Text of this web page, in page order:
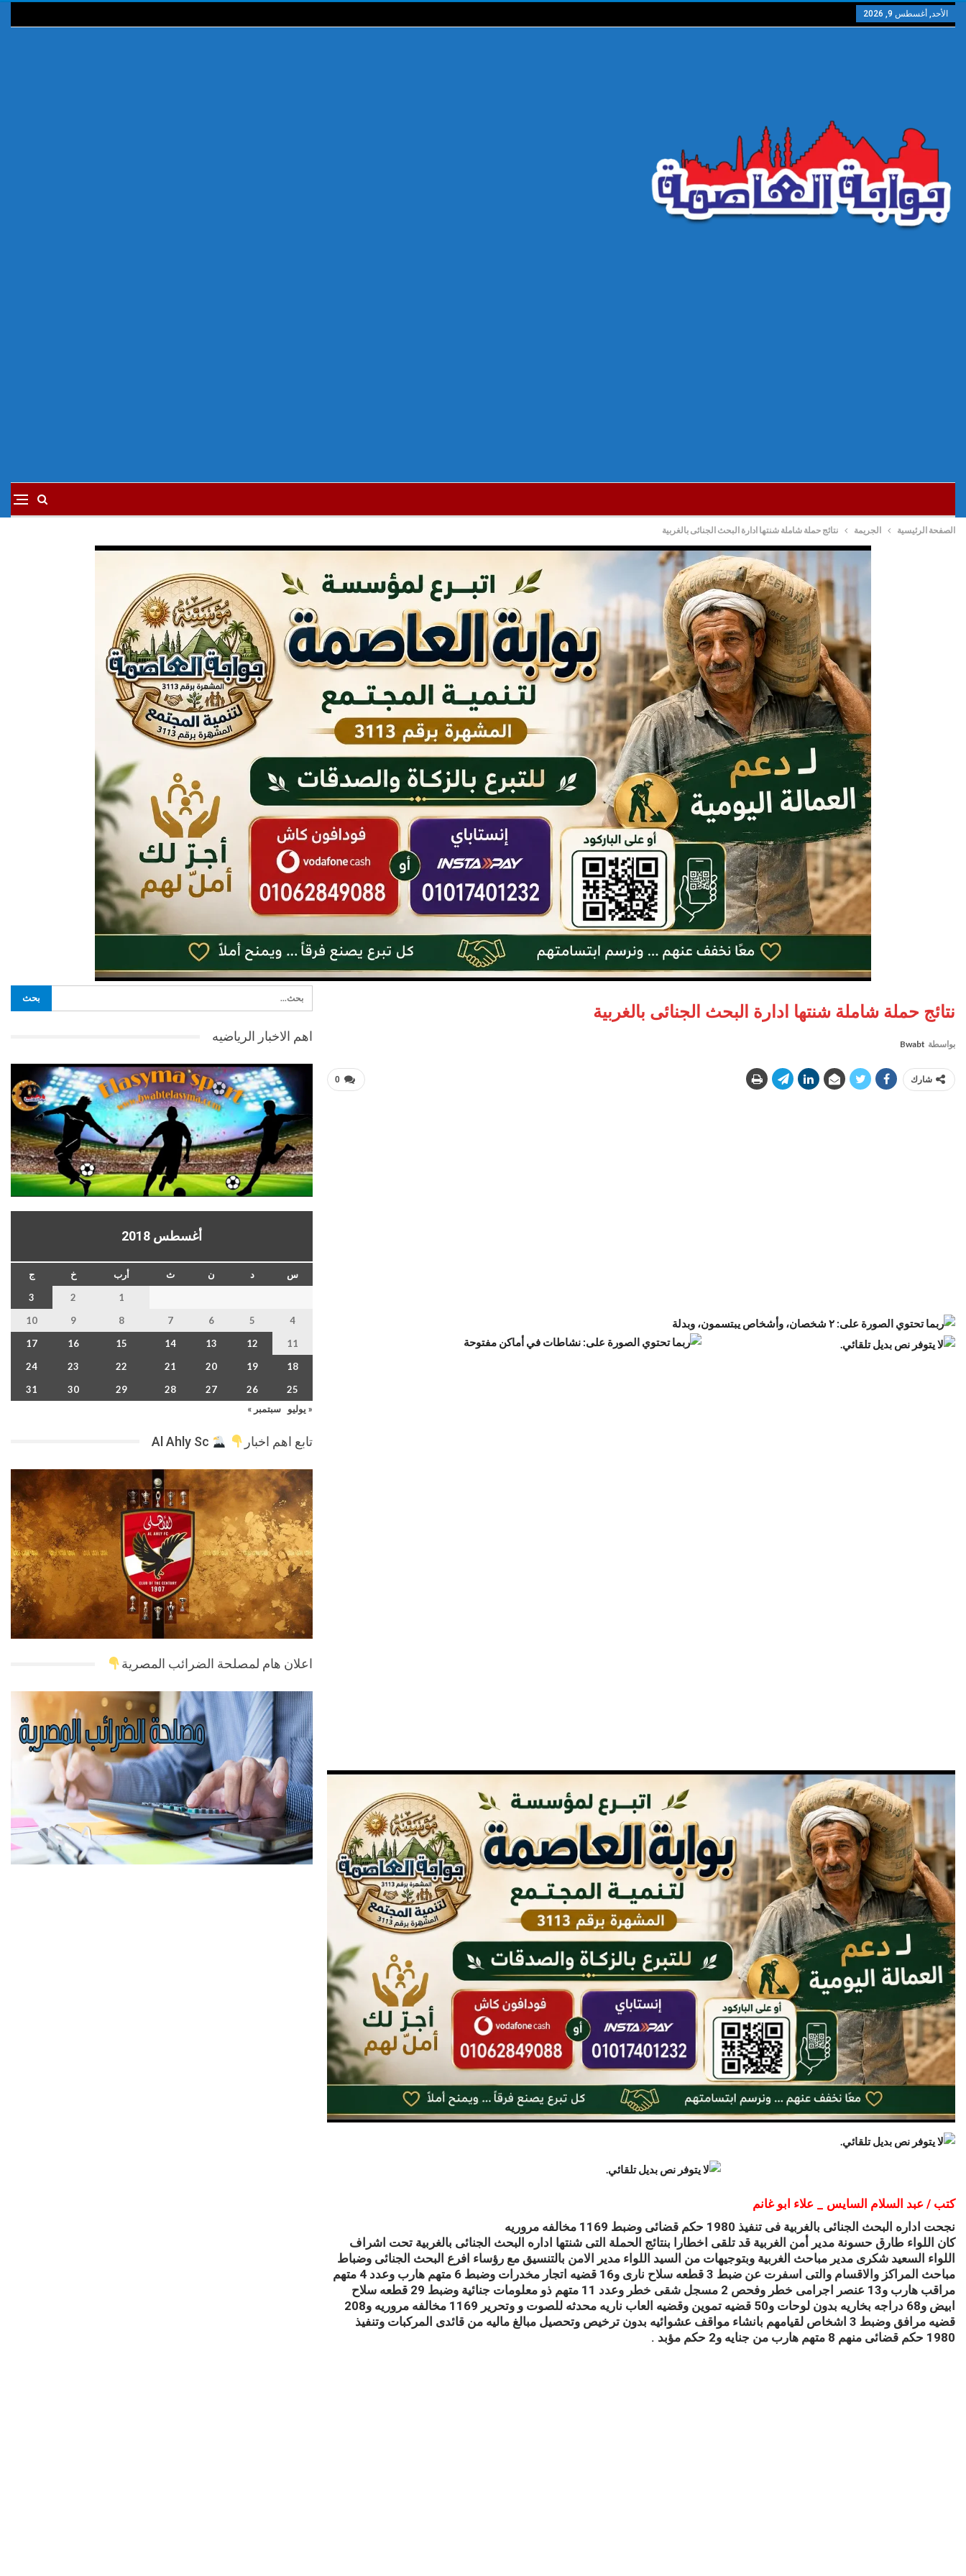
الأحد, أغسطس 9, 2026
الصفحة الرئيسية الجريمة نتائج حملة شاملة شنتها ادارة البحث الجنائى بالغربية
نتائج حملة شاملة شنتها ادارة البحث الجنائى بالغربية
بواسطة Bwabt
0 شارك
كتب / عبد السلام السايس _ علاء ابو غانم
نجحت اداره البحث الجنائى بالغربية فى تنفيذ 1980 حكم قضائى وضبط 1169 مخالفه مروريه
كان اللواء طارق حسونة مدير أمن الغربية قد تلقى اخطارا بنتائج الحملة التى شنتها اداره البحث الجنائى بالغربية تحت اشراف
اللواء السعيد شكرى مدير مباحث الغربية وبتوجيهات من السيد اللواء مدير الامن بالتنسيق مع رؤساء افرع البحث الجنائى وضباط
مباحث المراكز والاقسام والتى اسفرت عن ضبط 3 قطعه سلاح نارى و16 قضيه اتجار مخدرات وضبط 6 متهم هارب وعدد 4 متهم
مراقب هارب و13 عنصر اجرامى خطر وفحص 2 مسجل شقى خطر وعدد 11 متهم ذو معلومات جنائية وضبط 29 قطعه سلاح
ابيض و68 دراجه بخاريه بدون لوحات و50 قضيه تموين وقضيه العاب ناريه محدثه للصوت و وتحرير 1169 مخالفه مروريه و208
قضيه مرافق وضبط 3 اشخاص لقيامهم بانشاء مواقف عشوائيه بدون ترخيص وتحصيل مبالغ ماليه من قائدى المركبات وتنفيذ
1980 حكم قضائى منهم 8 متهم هارب من جنايه و2 حكم مؤبد .
اهم الاخبار الرياضيه
أغسطس 2018
س د ن ث أرب خ
ج
1
2
3
4
5
6
7
8
9
10
11
12
13
14
15
16
17
18
19
20
21
22
23
24
25
26
27
28
29
30
31
« يوليو
سبتمبر »
تابع اهم اخبار
اعلان هام لمصلحة الضرائب المصرية